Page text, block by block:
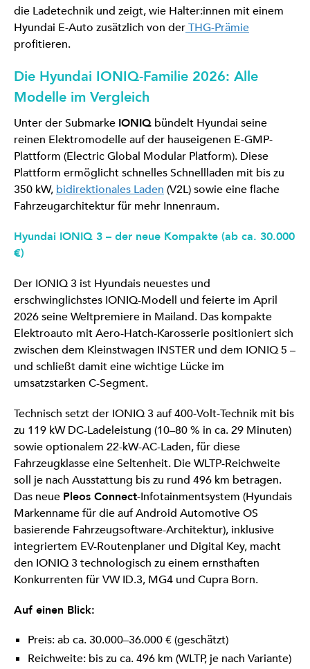
die Ladetechnik und zeigt, wie Halter:innen mit einem
Hyundai E-Auto zusätzlich von derTHG-Prämie
profitieren.
Die Hyundai IONIQ-Familie 2026: Alle
Modelle im Vergleich
Unter der Submarke IONIQ bündelt Hyundai seine
reinen Elektromodelle auf der hauseigenen E-GMP-
Plattform (Electric Global Modular Platform). Diese
Plattform ermöglicht schnelles Schnellladen mit bis zu
350 kW, bidirektionales Laden (V2L) sowie eine flache
Fahrzeugarchitektur für mehr Innenraum.
Hyundai IONIQ 3 – der neue Kompakte (ab ca. 30.000
€)
Der IONIQ 3 ist Hyundais neuestes und
erschwinglichstes IONIQ-Modell und feierte im April
2026 seine Weltpremiere in Mailand. Das kompakte
Elektroauto mit Aero-Hatch-Karosserie positioniert sich
zwischen dem Kleinstwagen INSTER und dem IONIQ 5 –
und schließt damit eine wichtige Lücke im
umsatzstarken C-Segment.
Technisch setzt der IONIQ 3 auf 400-Volt-Technik mit bis
zu 119 kW DC-Ladeleistung (10–80 % in ca. 29 Minuten)
sowie optionalem 22-kW-AC-Laden, für diese
Fahrzeugklasse eine Seltenheit. Die WLTP-Reichweite
soll je nach Ausstattung bis zu rund 496 km betragen.
Das neue Pleos Connect-Infotainmentsystem (Hyundais
Markenname für die auf Android Automotive OS
basierende Fahrzeugsoftware-Architektur), inklusive
integriertem EV-Routenplaner und Digital Key, macht
den IONIQ 3 technologisch zu einem ernsthaften
Konkurrenten für VW ID.3, MG4 und Cupra Born.
Auf einen Blick:
Preis: ab ca. 30.000–36.000 € (geschätzt)
Reichweite: bis zu ca. 496 km (WLTP, je nach Variante)